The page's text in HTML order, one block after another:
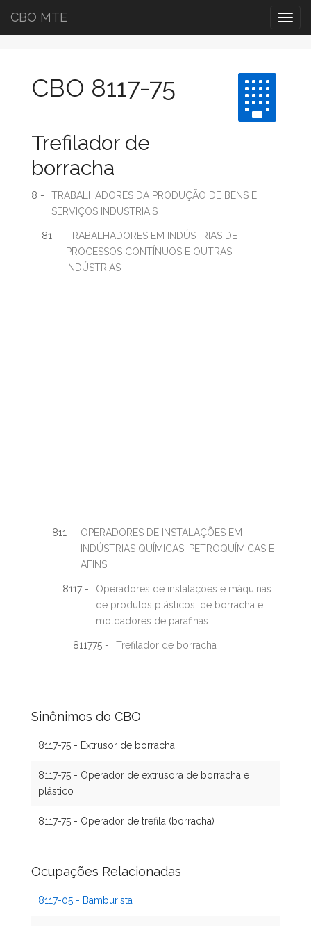
CBO MTE
CBO 8117-75
Trefilador de
borracha
8 -
TRABALHADORES DA PRODUÇÃO DE BENS E
SERVIÇOS INDUSTRIAIS
81 -
TRABALHADORES EM INDÚSTRIAS DE
PROCESSOS CONTÍNUOS E OUTRAS
INDÚSTRIAS
811 -
OPERADORES DE INSTALAÇÕES EM
INDÚSTRIAS QUÍMICAS, PETROQUÍMICAS E
AFINS
8117 -
Operadores de instalações e máquinas
de produtos plásticos, de borracha e
moldadores de parafinas
811775 - Trefilador de borracha
Sinônimos do CBO
8117-75 - Extrusor de borracha
8117-75 - Operador de extrusora de borracha e
plástico
8117-75 - Operador de trefila (borracha)
Ocupações Relacionadas
8117-05 - Bamburista